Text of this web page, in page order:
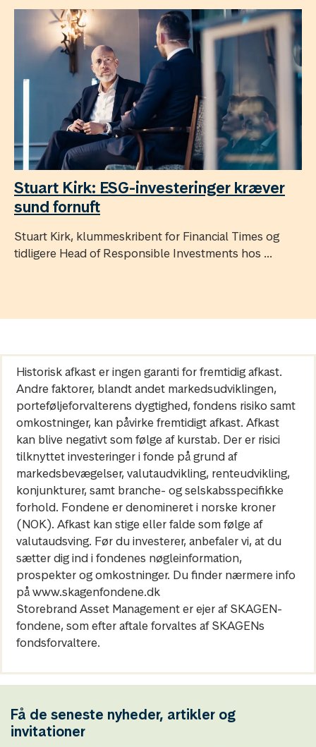
Stuart Kirk: ESG-investeringer kræver
sund fornuft
Stuart Kirk, klummeskribent for Financial Times og
tidligere Head of Responsible Investments hos ...
Historisk afkast er ingen garanti for fremtidig afkast.
Andre faktorer, blandt andet markedsudviklingen,
porteføljeforvalterens dygtighed, fondens risiko samt
omkostninger, kan påvirke fremtidigt afkast. Afkast
kan blive negativt som følge af kurstab. Der er risici
tilknyttet investeringer i fonde på grund af
markedsbevægelser, valutaudvikling, renteudvikling,
konjunkturer, samt branche- og selskabsspecifikke
forhold. Fondene er denomineret i norske kroner
(NOK). Afkast kan stige eller falde som følge af
valutaudsving. Før du investerer, anbefaler vi, at du
sætter dig ind i fondenes nøgleinformation,
prospekter og omkostninger. Du finder nærmere info
på www.skagenfondene.dk
Storebrand Asset Management er ejer af SKAGEN-
fondene, som efter aftale forvaltes af SKAGENs
fondsforvaltere.
Få de seneste nyheder, artikler og
invitationer